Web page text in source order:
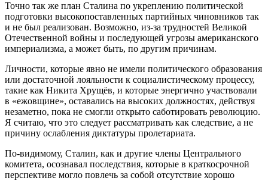
Точно так же план Сталина по укреплению политической
подготовки высокопоставленных партийных чиновников так
и не был реализован. Возможно, из-за трудностей Великой
Отечественной войны и последующей угрозы американского
империализма, а может быть, по другим причинам.
Личности, которые явно не имели политического образования
или достаточной лояльности к социалистическому процессу,
такие как Никита Хрущёв, и которые энергично участвовали
в «ежовщине», оставались на высоких должностях, действуя
незаметно, пока не смогли открыто саботировать революцию.
Я считаю, что это следует рассматривать как следствие, а не
причину ослабления диктатуры пролетариата.
По-видимому, Сталин, как и другие члены Центрального
комитета, осознавал последствия, которые в краткосрочной
перспективе могло повлечь за собой отсутствие хорошо